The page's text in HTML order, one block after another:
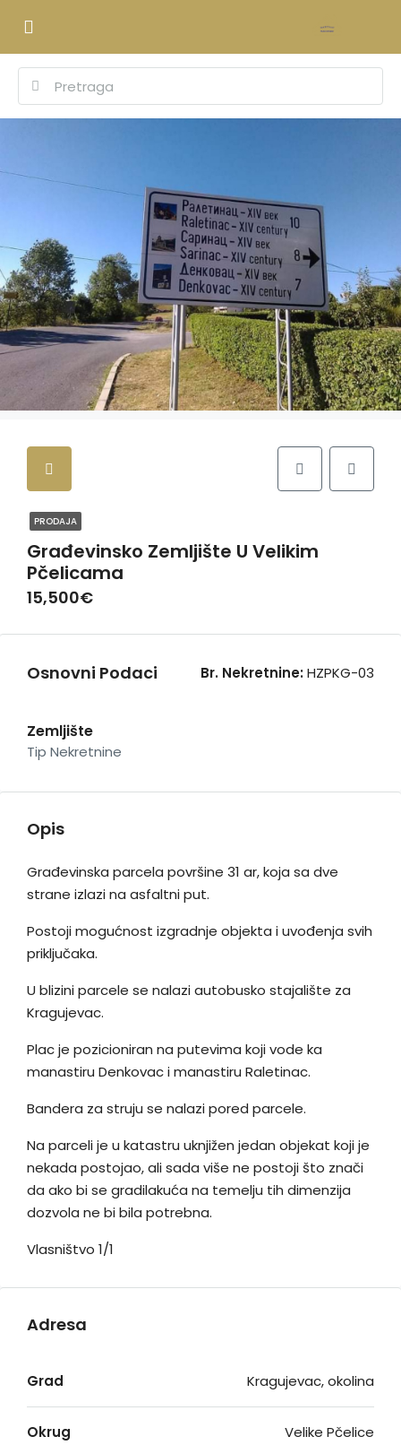
PRODAJA
Građevinsko Zemljište U Velikim
Pčelicama
15,500€
Osnovni Podaci Br. Nekretnine:HZPKG-03
Zemljište
Tip Nekretnine
Opis
Građevinska parcela površine 31 ar, koja sa dve
strane izlazi na asfaltni put.
Postoji mogućnost izgradnje objekta i uvođenja svih
priključaka.
U blizini parcele se nalazi autobusko stajalište za
Kragujevac.
Plac je pozicioniran na putevima koji vode ka
manastiru Denkovac i manastiru Raletinac.
Bandera za struju se nalazi pored parcele.
Na parceli je u katastru uknjižen jedan objekat koji je
nekada postojao, ali sada više ne postoji što znači
da ako bi se gradilakuća na temelju tih dimenzija
dozvola ne bi bila potrebna.
Vlasništvo 1/1
Adresa
Grad Kragujevac, okolina
Okrug Velike Pčelice